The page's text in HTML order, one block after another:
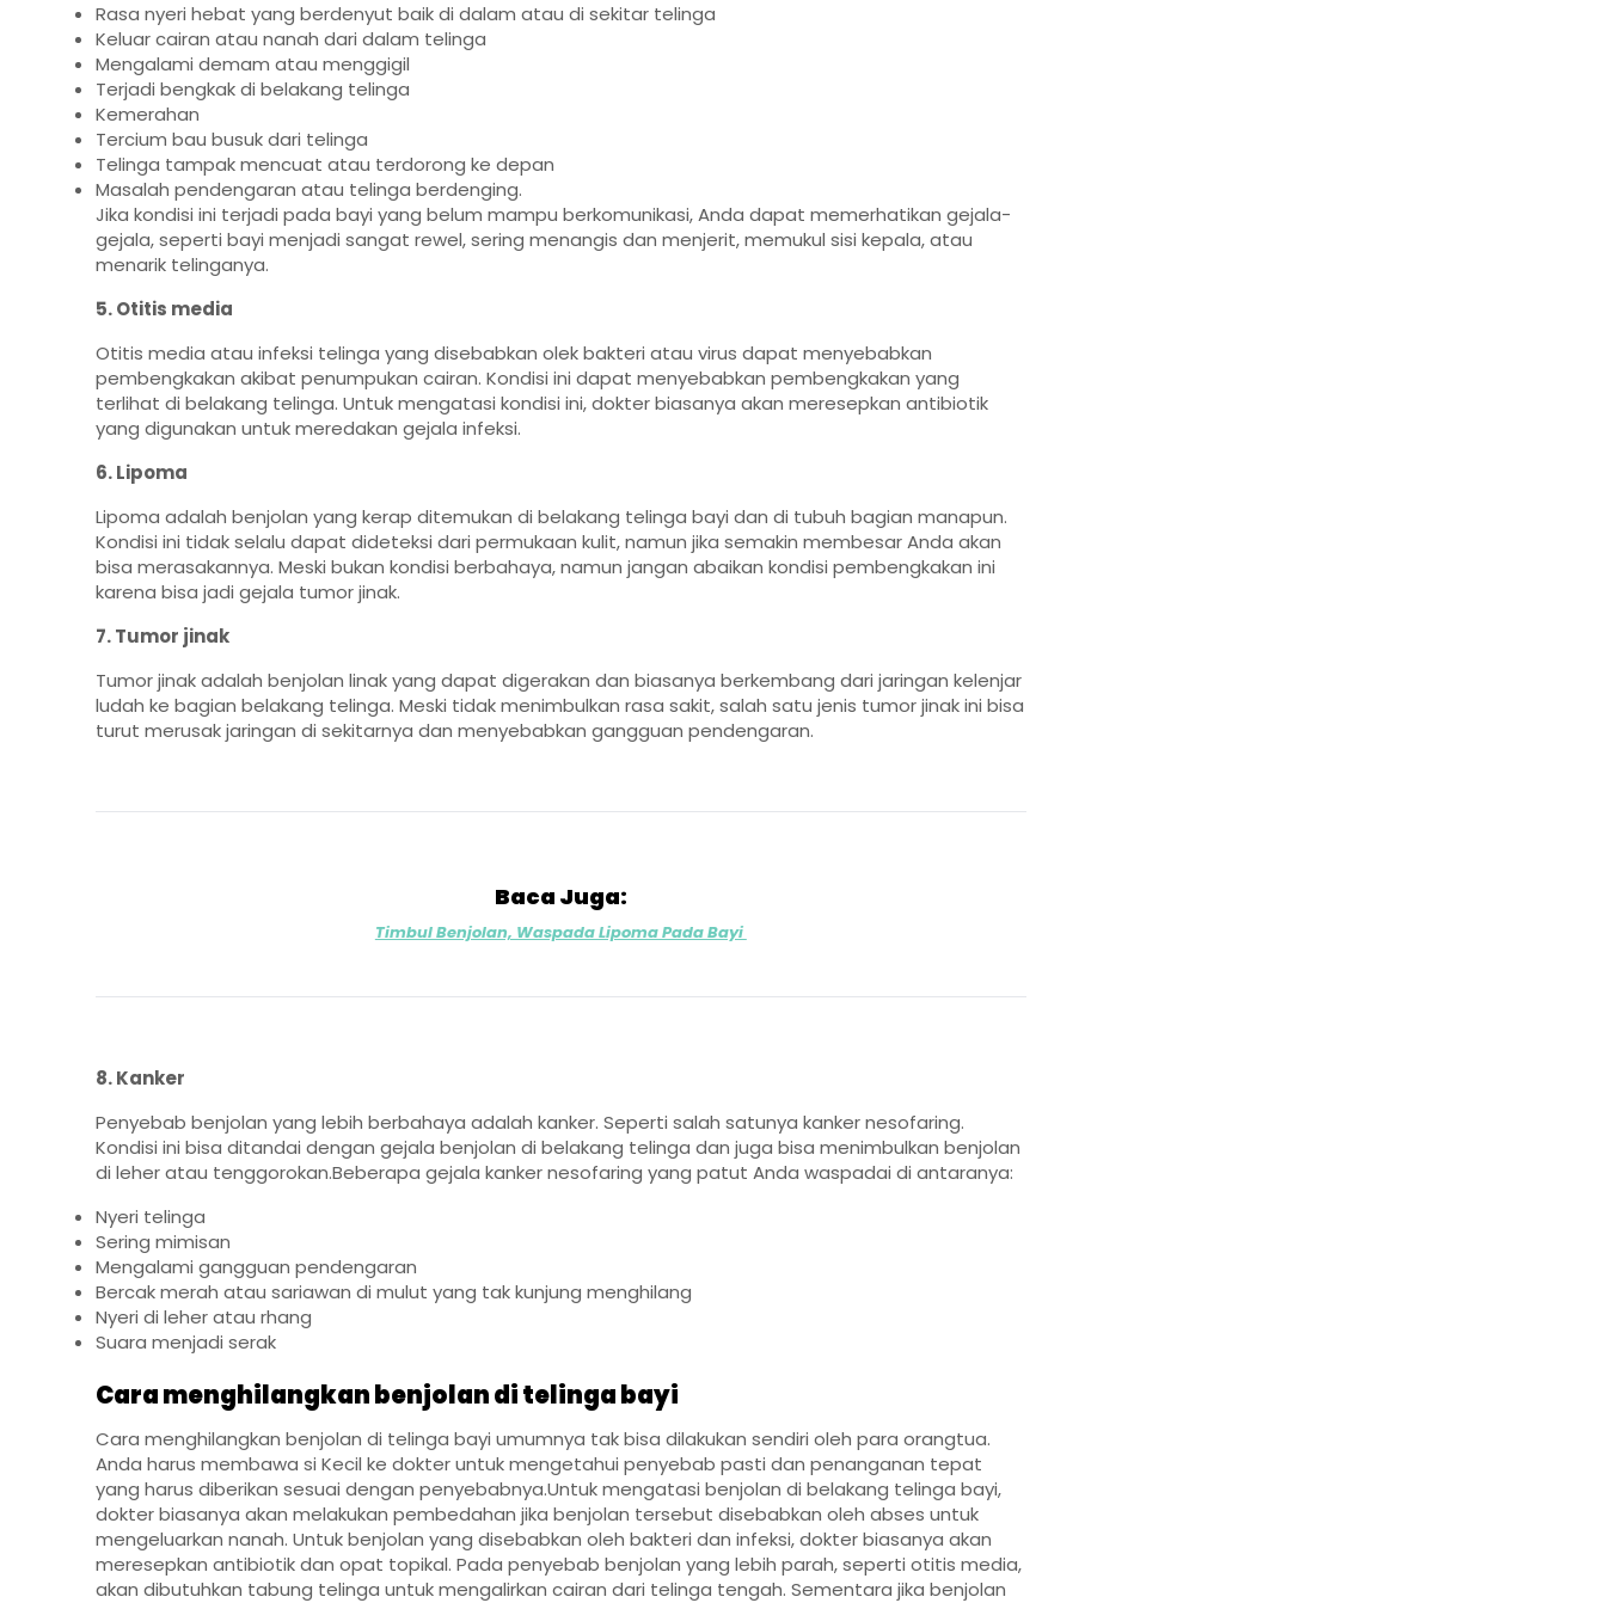
Rasa nyeri hebat yang berdenyut baik di dalam atau di sekitar telinga
Keluar cairan atau nanah dari dalam telinga
Mengalami demam atau menggigil
Terjadi bengkak di belakang telinga
Kemerahan
Tercium bau busuk dari telinga
Telinga tampak mencuat atau terdorong ke depan
Masalah pendengaran atau telinga berdenging.
Jika kondisi ini terjadi pada bayi yang belum mampu berkomunikasi, Anda dapat memerhatikan gejala-
gejala, seperti bayi menjadi sangat rewel, sering menangis dan menjerit, memukul sisi kepala, atau
menarik telinganya.
5. Otitis media
Otitis media atau infeksi telinga yang disebabkan olek bakteri atau virus dapat menyebabkan
pembengkakan akibat penumpukan cairan. Kondisi ini dapat menyebabkan pembengkakan yang
terlihat di belakang telinga. Untuk mengatasi kondisi ini, dokter biasanya akan meresepkan antibiotik
yang digunakan untuk meredakan gejala infeksi.
6. Lipoma
Lipoma adalah benjolan yang kerap ditemukan di belakang telinga bayi dan di tubuh bagian manapun.
Kondisi ini tidak selalu dapat dideteksi dari permukaan kulit, namun jika semakin membesar Anda akan
bisa merasakannya. Meski bukan kondisi berbahaya, namun jangan abaikan kondisi pembengkakan ini
karena bisa jadi gejala tumor jinak.
7. Tumor jinak
Tumor jinak adalah benjolan linak yang dapat digerakan dan biasanya berkembang dari jaringan kelenjar
ludah ke bagian belakang telinga. Meski tidak menimbulkan rasa sakit, salah satu jenis tumor jinak ini bisa
turut merusak jaringan di sekitarnya dan menyebabkan gangguan pendengaran.
Baca Juga:
Timbul Benjolan, Waspada Lipoma Pada Bayi
8. Kanker
Penyebab benjolan yang lebih berbahaya adalah kanker. Seperti salah satunya kanker nesofaring.
Kondisi ini bisa ditandai dengan gejala benjolan di belakang telinga dan juga bisa menimbulkan benjolan
di leher atau tenggorokan.Beberapa gejala kanker nesofaring yang patut Anda waspadai di antaranya:
Nyeri telinga
Sering mimisan
Mengalami gangguan pendengaran
Bercak merah atau sariawan di mulut yang tak kunjung menghilang
Nyeri di leher atau rhang
Suara menjadi serak
Cara menghilangkan benjolan di telinga bayi
Cara menghilangkan benjolan di telinga bayi umumnya tak bisa dilakukan sendiri oleh para orangtua.
Anda harus membawa si Kecil ke dokter untuk mengetahui penyebab pasti dan penanganan tepat
yang harus diberikan sesuai dengan penyebabnya.Untuk mengatasi benjolan di belakang telinga bayi,
dokter biasanya akan melakukan pembedahan jika benjolan tersebut disebabkan oleh abses untuk
mengeluarkan nanah. Untuk benjolan yang disebabkan oleh bakteri dan infeksi, dokter biasanya akan
meresepkan antibiotik dan opat topikal. Pada penyebab benjolan yang lebih parah, seperti otitis media,
akan dibutuhkan tabung telinga untuk mengalirkan cairan dari telinga tengah. Sementara jika benjolan